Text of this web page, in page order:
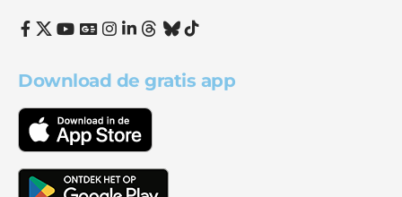
Download de gratis app